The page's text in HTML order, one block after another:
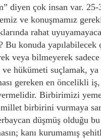
diyen çok insan var. 25-
ve konuşmamız
rahat
Bu konuda
veya bilmeyerek sadece
hükümeti suçlamak, ya
gereken en öncelikli
Birbirimizi
birbirini vurmaya
düşmüş olduğu
kanı kurumamış